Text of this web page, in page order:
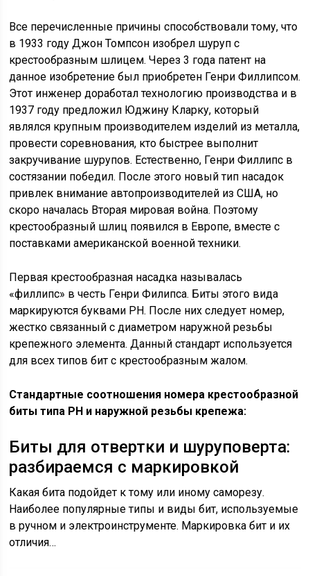
Все перечисленные причины способствовали тому, что
в 1933 году Джон Томпсон изобрел шуруп с
крестообразным шлицем. Через 3 года патент на
данное изобретение был приобретен Генри Филлипсом.
Этот инженер доработал технологию производства и в
1937 году предложил Юджину Кларку, который
являлся крупным производителем изделий из металла,
провести соревнования, кто быстрее выполнит
закручивание шурупов. Естественно, Генри Филлипс в
состязании победил. После этого новый тип насадок
привлек внимание автопроизводителей из США, но
скоро началась Вторая мировая война. Поэтому
крестообразный шлиц появился в Европе, вместе с
поставками американской военной техники.
Первая крестообразная насадка называлась
«филлипс» в честь Генри Филипса. Биты этого вида
маркируются буквами PH. После них следует номер,
жестко связанный с диаметром наружной резьбы
крепежного элемента. Данный стандарт используется
для всех типов бит с крестообразным жалом.
Стандартные соотношения номера крестообразной
биты типа PH и наружной резьбы крепежа:
Биты для отвертки и шуруповерта:
разбираемся с маркировкой
Какая бита подойдет к тому или иному саморезу.
Наиболее популярные типы и виды бит, используемые
в ручном и электроинструменте. Маркировка бит и их
отличия…